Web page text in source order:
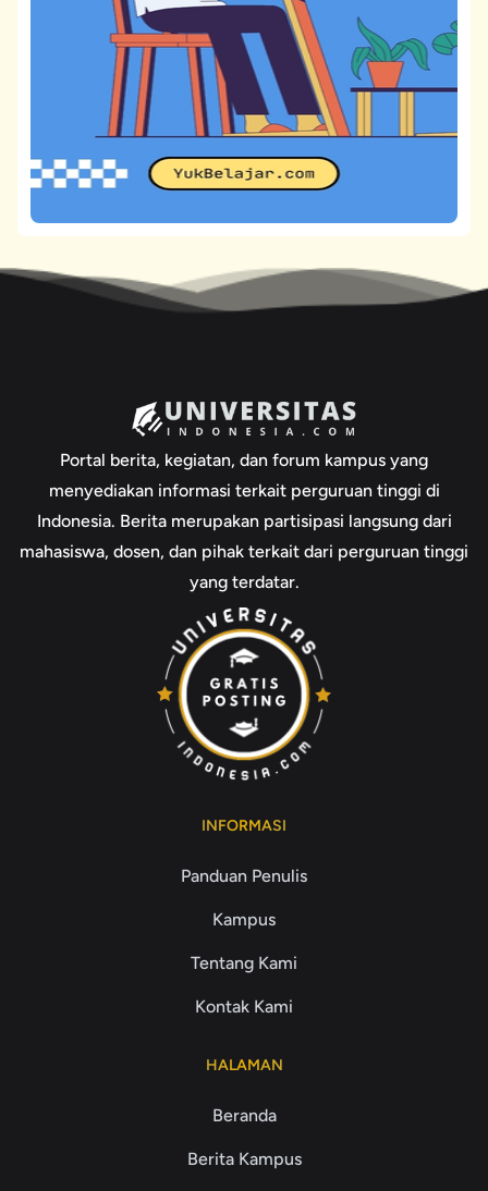
Portal berita, kegiatan, dan forum kampus yang
menyediakan informasi terkait perguruan tinggi di
Indonesia. Berita merupakan partisipasi langsung dari
mahasiswa, dosen, dan pihak terkait dari perguruan tinggi
yang terdatar.
INFORMASI
Panduan Penulis
Kampus
Tentang Kami
Kontak Kami
HALAMAN
Beranda
Berita Kampus